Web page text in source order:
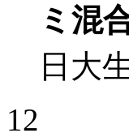
ミ混
日大
12